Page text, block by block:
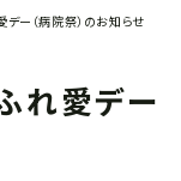
ー（病院祭）のお知らせ
れ愛デー